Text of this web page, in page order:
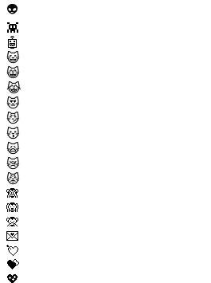
👽
👾
🤖
😺
😸
😹
😻
😼
😽
🙀
😿
😾
🙈
🙉
🙊
💌
💘
💝
💖